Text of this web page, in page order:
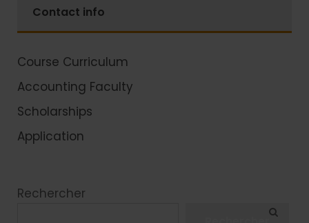
Contact info
Course Curriculum
Accounting Faculty
Scholarships
Application
Rechercher